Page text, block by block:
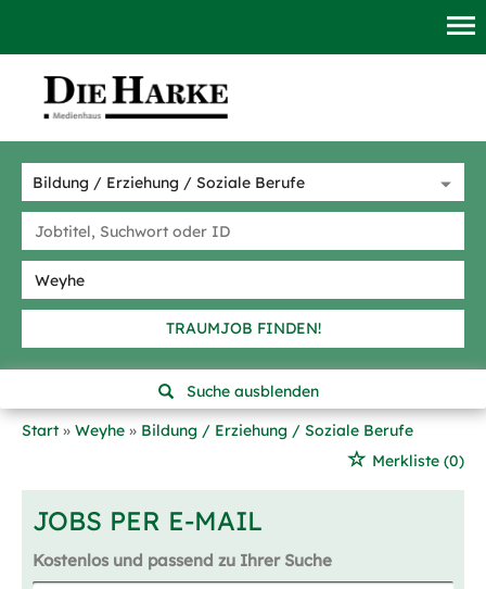
TRAUMJOB FINDEN!
Suche ausblenden
Start
Weyhe
Bildung / Erziehung / Soziale Berufe
Merkliste (0)
JOBS PER E-MAIL
Kostenlos und passend zu Ihrer Suche